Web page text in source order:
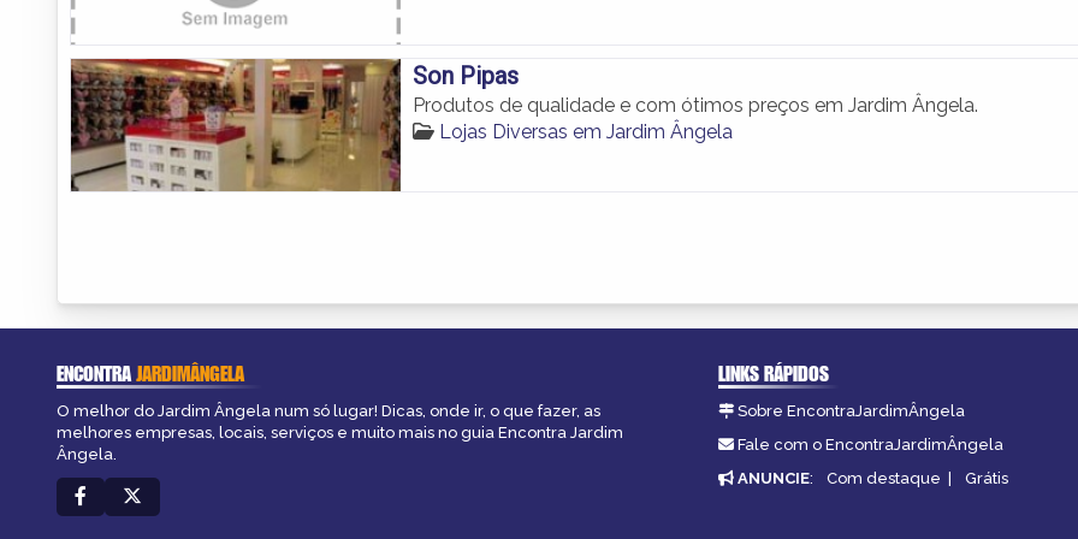
Son Pipas
Produtos de qualidade e com ótimos preços em Jardim Ângela.
Lojas Diversas em Jardim Ângela
ENCONTRAJARDIMÂNGELA
O melhor do Jardim Ângela num só lugar! Dicas, onde ir, o que fazer, as
melhores empresas, locais, serviços e muito mais no guia Encontra Jardim
Ângela.
LINKS RÁPIDOS
Sobre EncontraJardimÂngela
Fale com o EncontraJardimÂngela
ANUNCIE: Com destaque | Grátis